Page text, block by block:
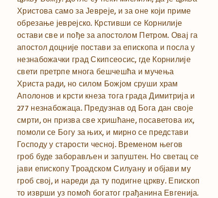
Христова само за Јевреје, и за оне који приме
обрезање јеврејско. Крстивши се Корнилије
остави све и пође за апостолом Петром. Овај га
апостол доцније постави за епископа и посла у
незнабожачки град Скипсеосис, где Корнилије
свети претрпе многа бешчешћа и мучења
Христа ради, но силом Божјом сруши храм
Аполонов и крсти кнеза тога града Димитрија и
277 незнабожаца. Предузнав од Бога дан своје
смрти, он призва све хришћане, посаветова их,
помоли се Богу за њих, и мирно се представи
Господу у старости чесној. Временом његов
гроб буде заборављен и запуштен. Но светац се
јави епископу Троадском Силуану и објави му
гроб свој, и нареди да ту подигне цркву. Епископ
то изврши уз помоћ богатог грађанина Евгенија.